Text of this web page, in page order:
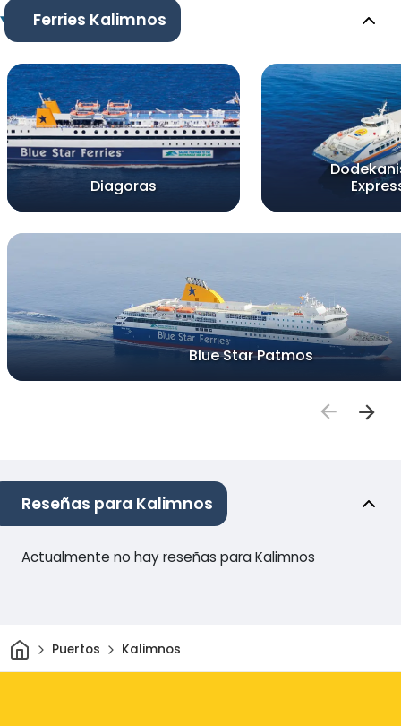
Ferries Kalimnos
Diagoras
Blue Star Patmos
Reseñas para Kalimnos
Actualmente no hay reseñas para Kalimnos
InicioPuertos Kalimnos